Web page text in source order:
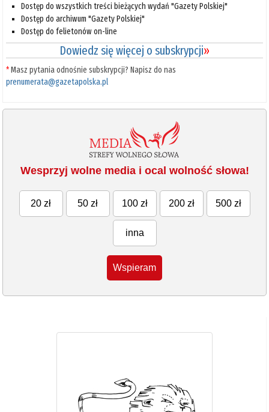
Dostęp do wszystkich treści bieżących wydań "Gazety Polskiej"
Dostęp do archiwum "Gazety Polskiej"
Dostęp do felietonów on-line
Dowiedz się więcej o subskrypcji»
*Masz pytania odnośnie subskrypcji? Napisz do nas
prenumerata@gazetapolska.pl
Wesprzyj wolne media i ocal wolność słowa!
20 zł 50 zł 100 zł 200 zł 500 zł
inna
Wspieram